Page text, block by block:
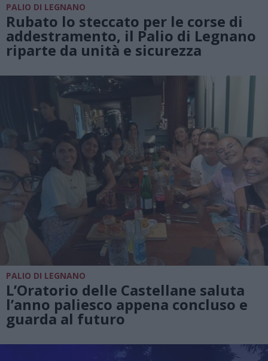
PALIO DI LEGNANO
Rubato lo steccato per le corse di
addestramento, il Palio di Legnano
riparte da unità e sicurezza
PALIO DI LEGNANO
L’Oratorio delle Castellane saluta
l’anno paliesco appena concluso e
guarda al futuro